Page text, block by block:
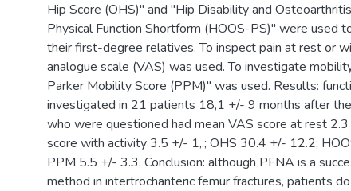
Hip Score (OHS)" and "Hip Disability and
Physical Function Shortform (HOOS-PS)" were used
their first-degree relatives. To inspect pain at rest or
analogue scale (VAS) was used. To investigate
Parker Mobility Score (PPM)" was used. Results:
investigated in 21 patients 18,1 +/- 9 months after
who were questioned had mean VAS score at rest
score with activity 3.5 +/- 1,.; OHS 30.4 +/- 12.2;
PPM 5.5 +/- 3.3. Conclusion: although PFNA is a
method in intertrochanteric femur fractures, patients